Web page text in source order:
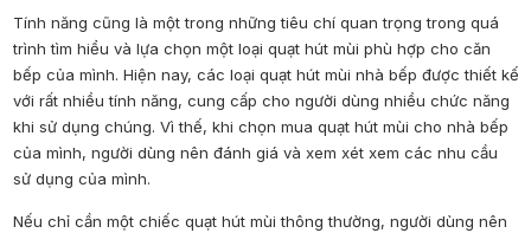
Tính năng cũng là một trong những tiêu chí quan trọng trong quá
trình tìm hiểu và lựa chọn một loại quạt hút mùi phù hợp cho căn
bếp của mình. Hiện nay, các loại quạt hút mùi nhà bếp được thiết kế
với rất nhiều tính năng, cung cấp cho người dùng nhiều chức năng
khi sử dụng chúng. Vì thế, khi chọn mua quạt hút mùi cho nhà bếp
của mình, người dùng nên đánh giá và xem xét xem các nhu cầu
sử dụng của mình.
Nếu chỉ cần một chiếc quạt hút mùi thông thường, người dùng nên